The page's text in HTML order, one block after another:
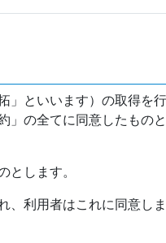
」といいます）の取得を
」の全てに同意したもの
とします。
利用者はこれに同意しま